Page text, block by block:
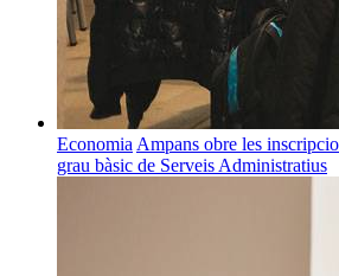
EconomiaAmpans obre les
grau bàsic de Serveis Administratius